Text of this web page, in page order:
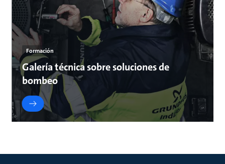
Formación
Galería técnica sobre soluciones de
bombeo